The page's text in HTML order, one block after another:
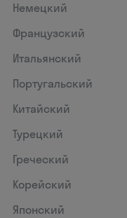
Немецкий
Французский
Итальянский
Португальский
Китайский
Турецкий
Греческий
Корейский
Японский